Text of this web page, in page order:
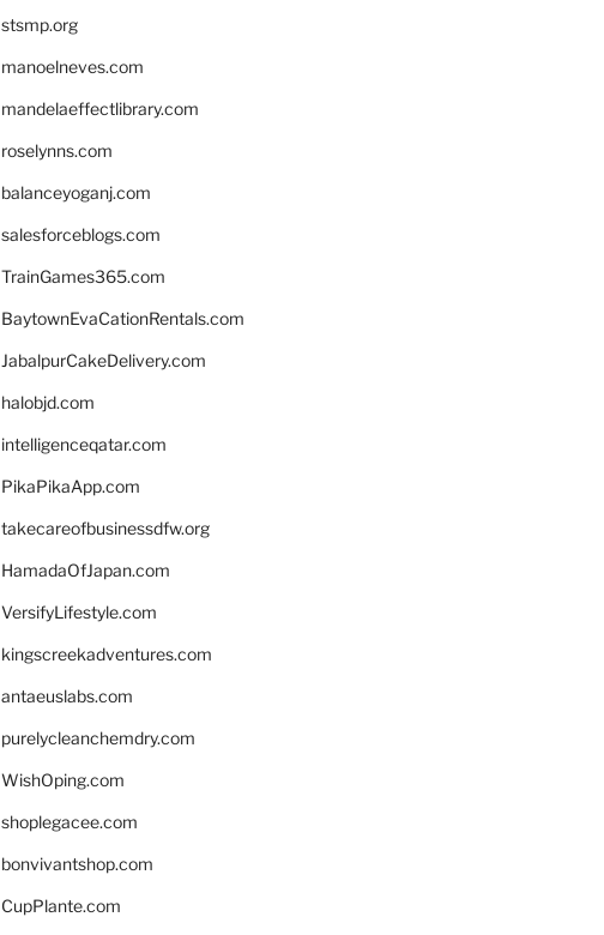
stsmp.org
manoelneves.com
mandelaeffectlibrary.com
roselynns.com
balanceyoganj.com
salesforceblogs.com
TrainGames365.com
BaytownEvaCationRentals.com
JabalpurCakeDelivery.com
halobjd.com
intelligenceqatar.com
PikaPikaApp.com
takecareofbusinessdfw.org
HamadaOfJapan.com
VersifyLifestyle.com
kingscreekadventures.com
antaeuslabs.com
purelycleanchemdry.com
WishOping.com
shoplegacee.com
bonvivantshop.com
CupPlante.com